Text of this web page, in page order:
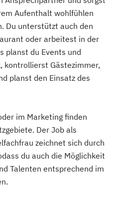
Aufenthalt wohlfühlen
Du unterstützt auch den
oder arbeitest in der
planst du Events und
kontrollierst Gästezimmer,
planst den Einsatz des
im Marketing finden
Der Job als
zeichnet sich durch
du auch die Möglichkeit
Talenten entsprechend im